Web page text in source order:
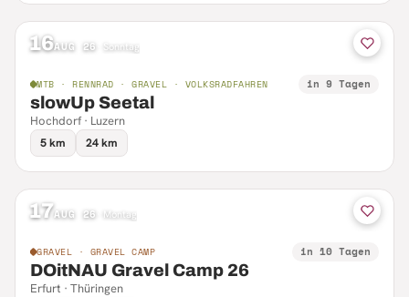
16AUG 26 Sonntag
MTB · RENNRAD · GRAVEL · VOLKSRADFAHREN in 9 Tagen
slowUp Seetal
Hochdorf · Luzern
5 km
24 km
17AUG 26 Montag
GRAVEL · GRAVEL CAMP in 10 Tagen
DOitNAU Gravel Camp 26
Erfurt · Thüringen